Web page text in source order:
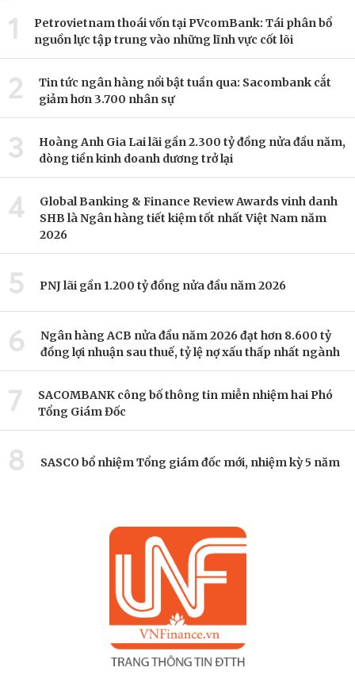
1
Petrovietnam thoái vốn tại PVcomBank: Tái phân bổ
nguồn lực tập trung vào những lĩnh vực cốt lõi
2
Tin tức ngân hàng nổi bật tuần qua: Sacombank cắt
giảm hơn 3.700 nhân sự
3
Hoàng Anh Gia Lai lãi gần 2.300 tỷ đồng nửa đầu năm,
dòng tiền kinh doanh dương trở lại
4
Global Banking & Finance Review Awards vinh danh
SHB là Ngân hàng tiết kiệm tốt nhất Việt Nam năm
2026
5 PNJ lãi gần 1.200 tỷ đồng nửa đầu năm 2026
6
Ngân hàng ACB nửa đầu năm 2026 đạt hơn 8.600 tỷ
đồng lợi nhuận sau thuế, tỷ lệ nợ xấu thấp nhất ngành
7
SACOMBANK công bố thông tin miễn nhiệm hai Phó
Tổng Giám Đốc
8 SASCO bổ nhiệm Tổng giám đốc mới, nhiệm kỳ 5 năm